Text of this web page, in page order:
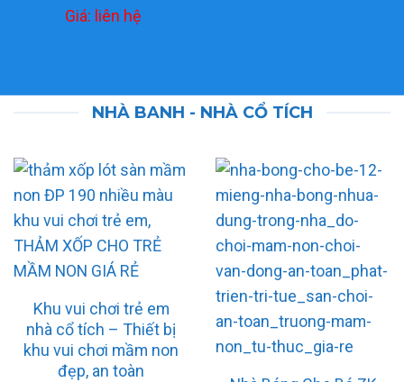
Giá: liên hệ
NHÀ BANH - NHÀ CỔ TÍCH
Khu vui chơi trẻ em
nhà cổ tích – Thiết bị
khu vui chơi mầm non
đẹp, an toàn